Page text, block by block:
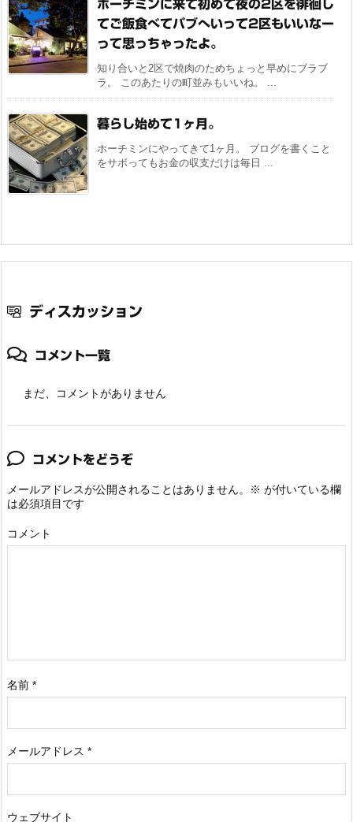
ホーチミンに来て初めて夜の2区を徘徊し
てご飯食べてパブへいって2区もいいなー
って思っちゃったよ。
知り合いと2区で焼肉のためちょっと早めにブラブ
ラ。 このあたりの町並みもいいね。 ...
暮らし始めて1ヶ月。
ホーチミンにやってきて1ヶ月。 ブログを書くこと
をサボってもお金の収支だけは毎日 ...
ディスカッション
コメント一覧
まだ、コメントがありません
コメントをどうぞ
メールアドレスが公開されることはありません。 ※ が付いている欄
は必須項目です
コメント
名前 *
メールアドレス *
ウェブサイト